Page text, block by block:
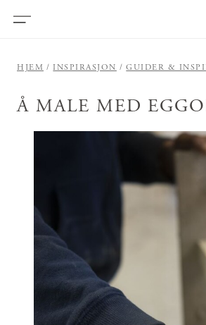
HJEM INSPIRASJON GUIDER &
Å MALE MED